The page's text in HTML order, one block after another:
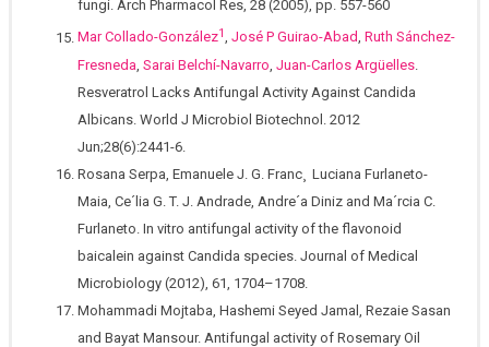
fungi. Arch Pharmacol Res, 28 (2005), pp. 557-560
Mar Collado-González1, José P Guirao-Abad, Ruth Sánchez-
Fresneda Sarai Belchí-Navarro Juan-Carlos Argüelles
Resveratrol Lacks Antifungal Activity Against Candida
Albicans. World J Microbiol Biotechnol. 2012
Jun;28(6):2441-6.
Rosana Serpa, Emanuele J. G. Franc¸ Luciana Furlaneto-
Maia, Ce´lia G. T. J. Andrade, Andre´a Diniz and Ma´rcia C.
Furlaneto. In vitro antifungal activity of the flavonoid
baicalein against Candida species. Journal of Medical
Microbiology (2012), 61, 1704–1708.
Mohammadi Mojtaba, Hashemi Seyed Jamal, Rezaie Sasan
and Bayat Mansour. Antifungal activity of Rosemary Oil